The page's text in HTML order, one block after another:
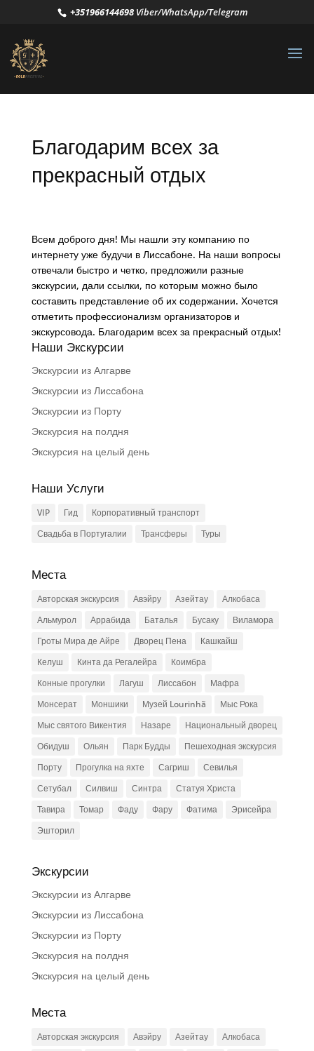
+351966144698Viber/WhatsApp/Telegram
Благодарим всех за
прекрасный отдых
Всем доброго дня! Мы нашли эту компанию по
интернету уже будучи в Лиссабоне. На наши вопросы
отвечали быстро и четко, предложили разные
экскурсии, дали ссылки, по которым можно было
составить представление об их содержании. Хочется
отметить профессионализм организаторов и
экскурсовода. Благодарим всех за прекрасный отдых!
Наши Экскурсии
Экскурсии из Алгарве
Экскурсии из Лиссабона
Экскурсии из Порту
Экскурсия на полдня
Экскурсия на целый день
Наши Услуги
VIP Гид
Корпоративный транспорт
Свадьба в Португалии
Трансферы Туры
Места
Авторская экскурсия Авэйру Азейтау
Алкобаса
Альмурол
Аррабида Баталья Бусаку
Виламора
Гроты Мира де Айре
Дворец Пена
Кашкайш
Келуш
Кинта да Регалейра
Коимбра
Конные прогулки
Лагуш Лиссабон
Мафра
Монсерат
Моншики Музей Lourinhã
Мыс Рока
Мыс святого Викентия
Назаре
Национальный дворец
Обидуш
Ольян Парк Будды
Пешеходная экскурсия
Порту
Прогулка на яхте Сагриш
Севилья
Сетубал
Силвиш Синтра
Статуя Христа
Тавира
Томар Фаду Фару Фатима
Эрисейра
Эшторил
Экскурсии
Экскурсии из Алгарве
Экскурсии из Лиссабона
Экскурсии из Порту
Экскурсия на полдня
Экскурсия на целый день
Места
Авторская экскурсия Авэйру Азейтау
Алкобаса